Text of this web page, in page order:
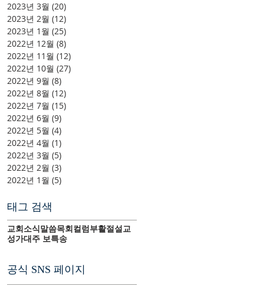
2023년 3월 (20)
2023년 2월 (12)
2023년 1월 (25)
2022년 12월 (8)
2022년 11월 (12)
2022년 10월 (27)
2022년 9월 (8)
2022년 8월 (12)
2022년 7월 (15)
2022년 6월 (9)
2022년 5월 (4)
2022년 4월 (1)
2022년 3월 (5)
2022년 2월 (3)
2022년 1월 (5)
태그 검색
교회소식말씀목회컬럼 부활절설교
성가대 주 보특송
공식 SNS 페이지